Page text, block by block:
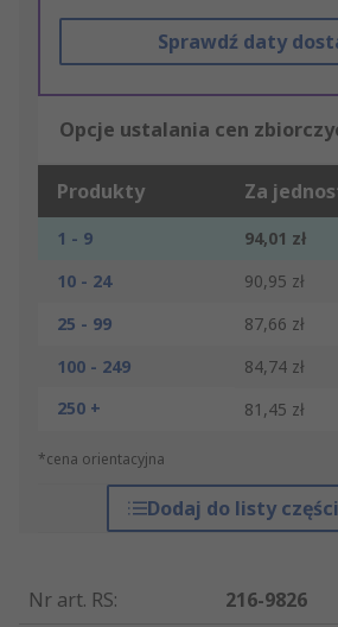
Sprawdź daty
Opcje ustalania cen
Produkty Za
1 - 9
94,01 zł
10 - 24
90,95 zł
25 - 99
87,66 zł
100 - 249
84,74 zł
250 +
81,45 zł
*cena orientacyjna
Dodaj do listy
Nr art. RS:
216-9826